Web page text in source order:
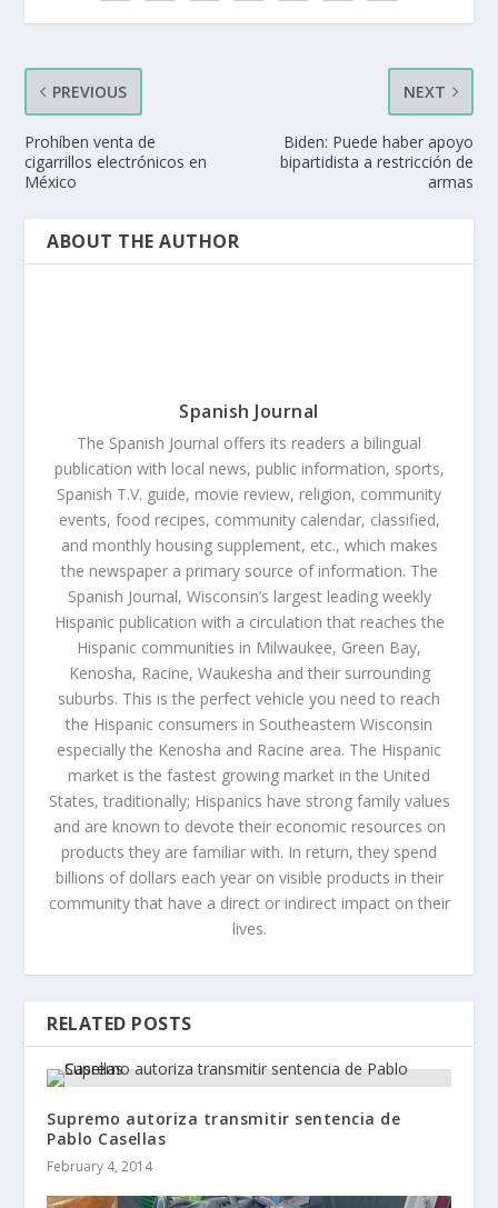
PREVIOUS
Prohíben venta de
cigarrillos electrónicos en
México
NEXT
Biden: Puede haber apoyo
bipartidista a restricción de
armas
ABOUT THE AUTHOR
Spanish Journal
The Spanish Journal offers its readers a bilingual
publication with local news, public information, sports,
Spanish T.V. guide, movie review, religion, community
events, food recipes, community calendar, classified,
and monthly housing supplement, etc., which makes
the newspaper a primary source of information. The
Spanish Journal, Wisconsin’s largest leading weekly
Hispanic publication with a circulation that reaches the
Hispanic communities in Milwaukee, Green Bay,
Kenosha, Racine, Waukesha and their surrounding
suburbs. This is the perfect vehicle you need to reach
the Hispanic consumers in Southeastern Wisconsin
especially the Kenosha and Racine area. The Hispanic
market is the fastest growing market in the United
States, traditionally; Hispanics have strong family values
and are known to devote their economic resources on
products they are familiar with. In return, they spend
billions of dollars each year on visible products in their
community that have a direct or indirect impact on their
lives.
RELATED POSTS
Supremo autoriza transmitir sentencia de
Pablo Casellas
February 4, 2014